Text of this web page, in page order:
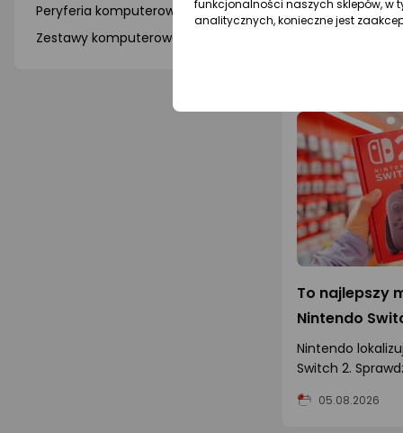
Peryferia komputerowe
(116)
Zestawy komputerowe
Ceny kart
rosną. Sprawdź,
To najlepszy
Nintendo
Nintendo
Switch 2.
zakup konsoli.
05.08.2026
funkcjonalności naszych sklepów, w
analitycznych, konieczne jest